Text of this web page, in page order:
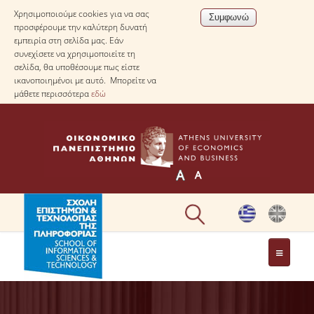
Χρησιμοποιούμε cookies για να σας
προσφέρουμε την καλύτερη δυνατή
εμπειρία στη σελίδα μας. Εάν
συνεχίσετε να χρησιμοποιείτε τη
σελίδα, θα υποθέσουμε πως είστε
ικανοποιημένοι με αυτό. Μπορείτε να
μάθετε περισσότεραεδώ